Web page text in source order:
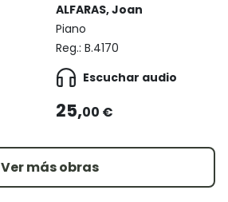
ALFARAS, Joan
Piano
Reg.: B.4170
Escuchar audio
25,00 €
Ver más obras